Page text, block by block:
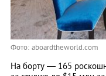
Фото: aboardtheworld.com
На борту — 165